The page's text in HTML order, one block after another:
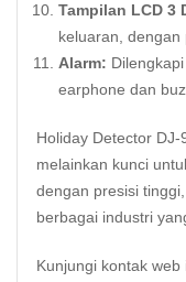
Tampilan LCD 3
keluaran, dengan
Alarm:
earphone dan
Holiday Detector DJ-
melainkan kunci
dengan presisi
berbagai industri
Kunjungi kontak web